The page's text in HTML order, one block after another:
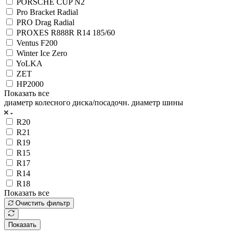
Pro Bracket Radial
PRO Drag Radial
PROXES R888R R14 185/60
Ventus F200
Winter Ice Zero
YoLKA
ZET
НР2000
Показать все
диаметр колесного диска/посадочн. диаметр шины
R20
R21
R19
R15
R17
R14
R18
Показать все
Очистить фильтр
Показать